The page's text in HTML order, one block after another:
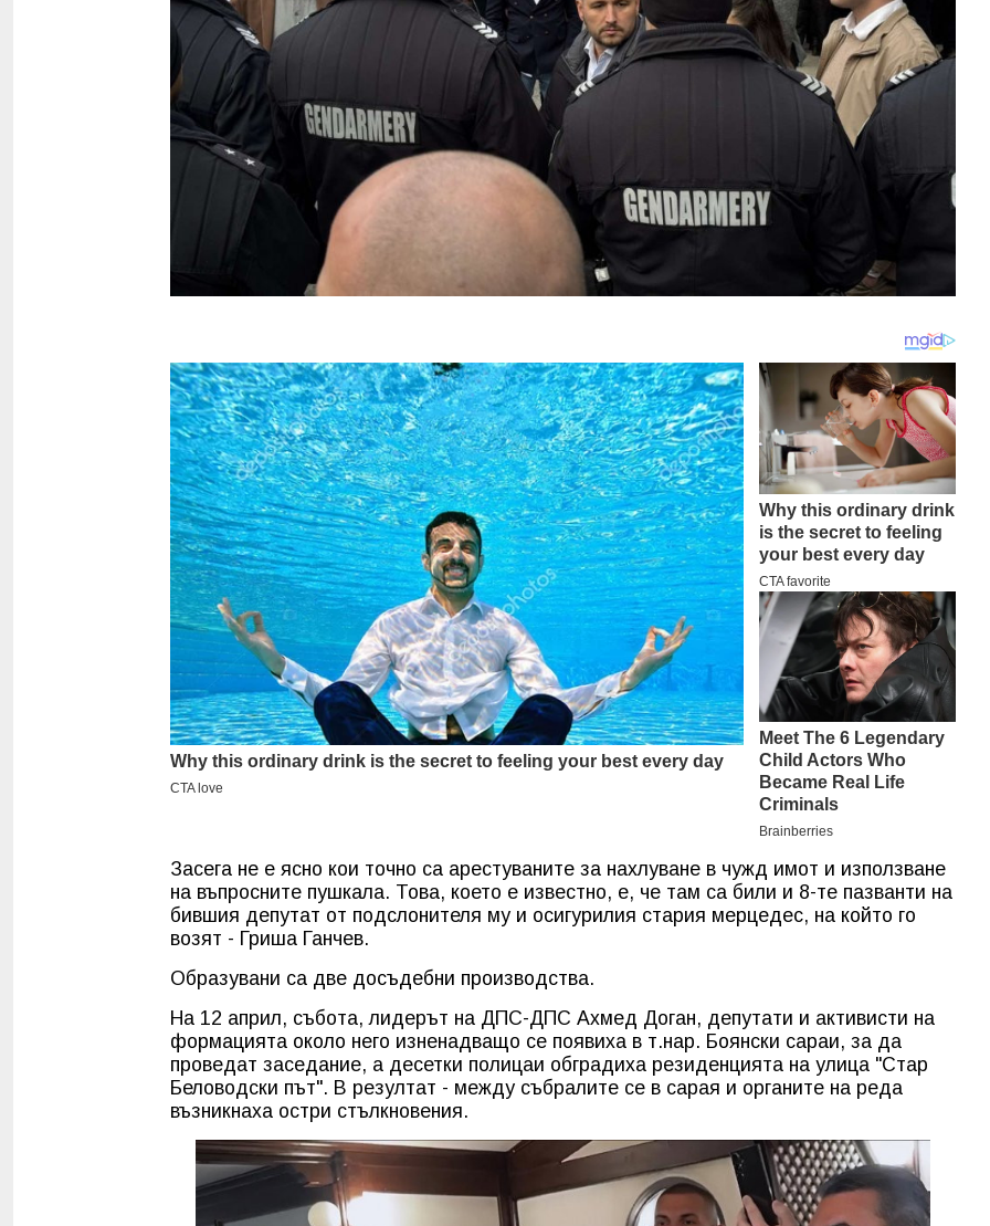
Засега не е ясно кои точно са арестуваните за нахлуване в чужд имот и използване
на въпросните пушкала. Това, което е известно, е, че там са били и 8-те пазванти на
бившия депутат от подслонителя му и осигурилия стария мерцедес, на който го
возят - Гриша Ганчев.
Образувани са две досъдебни производства.
На 12 април, събота, лидерът на ДПС-ДПС Ахмед Доган, депутати и активисти на
формацията около него изненадващо се появиха в т.нар. Боянски сараи, за да
проведат заседание, а десетки полицаи обградиха резиденцията на улица "Стар
Беловодски път". В резултат - между събралите се в сарая и органите на реда
възникнаха остри стълкновения.